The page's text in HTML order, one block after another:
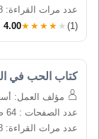
عدد مرات القراءة: 738
4.00★★★★★ (1)
كتاب الحب في
مؤلف العمل:
عدد الصفحات : 64 صفحة
عدد مرات القراءة: 738